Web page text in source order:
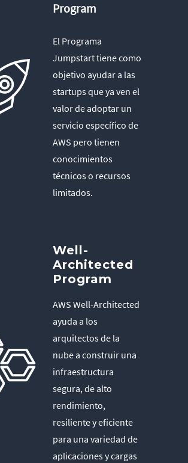
Program
El Programa
Jumpstart tiene como
objetivo ayudar a las
startups que ya ven el
valor de adoptar un
servicio específico de
AWS pero tienen
conocimientos
técnicos o recursos
limitados.
Well-
Architected
Program
AWS Well-Architected
ayuda a los
arquitectos de la
nube a construir una
infraestructura
segura, de alto
rendimiento,
resiliente y eficiente
para una variedad de
aplicaciones y cargas